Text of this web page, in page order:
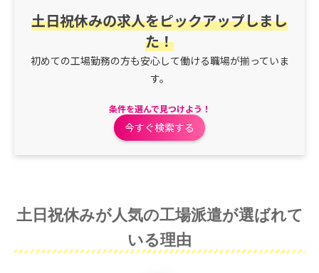
土日祝休みの求人をピックアップしまし
た！
初めての工場勤務の方も安心して働ける職場が揃っていま
す。
条件を選んで見つけよう！
今すぐ検索する
土日祝休みが人気の工場派遣が選ばれて
いる理由